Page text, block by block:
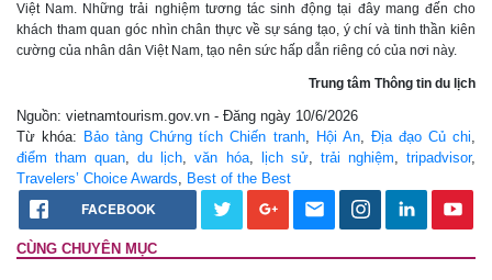
Việt Nam. Những trải nghiệm tương tác sinh động tại đây mang đến cho
khách tham quan góc nhìn chân thực về sự sáng tạo, ý chí và tinh thần kiên
cường của nhân dân Việt Nam, tạo nên sức hấp dẫn riêng có của nơi này.
Trung tâm Thông tin du lịch
Nguồn: vietnamtourism.gov.vn - Đăng ngày 10/6/2026
Từ khóa: Bảo tàng Chứng tích Chiến tranh, Hội An, Địa đạo Củ chi,
điểm tham quan,du lịch,văn hóa, lịch sử, trải nghiệm,tripadvisor,
Travelers’ Choice Awards, Best of the Best
FACEBOOK
CÙNG CHUYÊN MỤC